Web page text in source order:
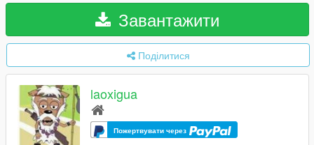
Завантажити
Поділитися
laoxigua
Пожертвувати через